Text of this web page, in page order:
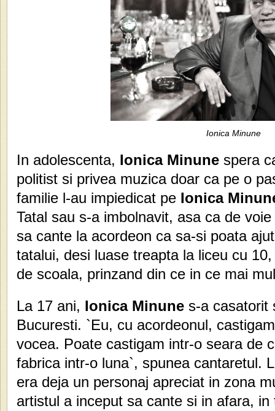
Ionica Minune
In adolescenta, Ionica Minune spera
politist si privea muzica doar ca pe o
familie l-au impiedicat pe Ionica
Tatal sau s-a imbolnavit, asa ca de
sa cante la acordeon ca sa-si poata
tatalui, desi luase treapta la liceu cu
de scoala, prinzand din ce in ce mai
La 17 ani, Ionica Minune s-a casatorit
Bucuresti. `Eu, cu acordeonul,
vocea. Poate castigam intr-o seara de
fabrica intr-o luna`, spunea cantaretul.
era deja un personaj apreciat in zona
artistul a inceput sa cante si in afara,